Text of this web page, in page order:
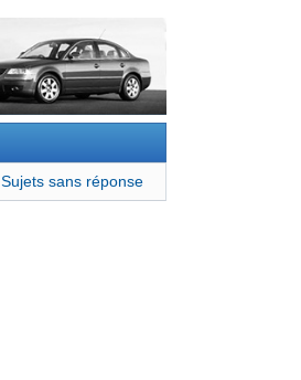
Sujets sans réponse